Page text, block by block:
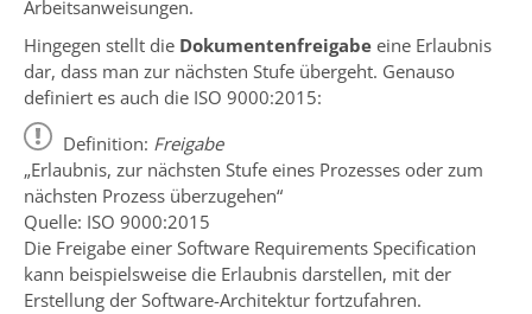
Arbeitsanweisungen.
Hingegen stellt die Dokumentenfreigabe eine Erlaubnis
dar, dass man zur nächsten Stufe übergeht. Genauso
definiert es auch die ISO 9000:2015:
Definition: Freigabe
„Erlaubnis, zur nächsten Stufe eines Prozesses oder zum
nächsten Prozess überzugehen“
Quelle: ISO 9000:2015
Die Freigabe einer Software Requirements Specification
kann beispielsweise die Erlaubnis darstellen, mit der
Erstellung der Software-Architektur fortzufahren.